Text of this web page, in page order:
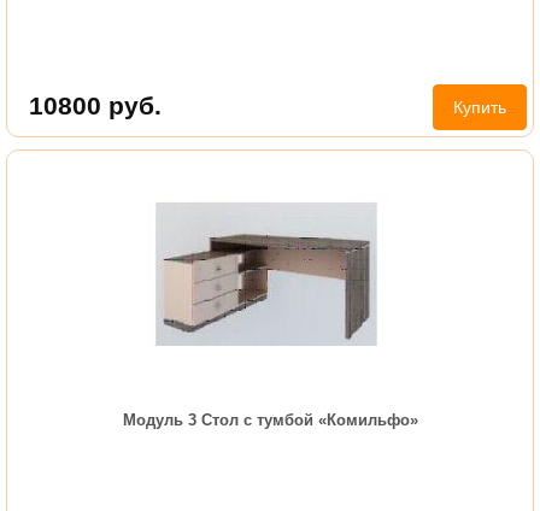
10800 руб. Купить
Модуль 3 Стол с тумбой «Комильфо»